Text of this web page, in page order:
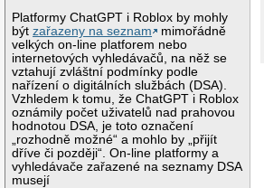
Platformy ChatGPT i Roblox by mohly
býtzařazeny na seznam
mimořádně
velkých on-line platforem nebo
internetových vyhledávačů, na něž se
vztahují zvláštní podmínky podle
nařízení o digitálních službách (DSA).
Vzhledem k tomu, že ChatGPT i Roblox
oznámily počet uživatelů nad prahovou
hodnotou DSA, je toto označení
„rozhodně možné“ a mohlo by „přijít
dříve či později“. On-line platformy a
vyhledávače zařazené na seznamy DSA
musejí